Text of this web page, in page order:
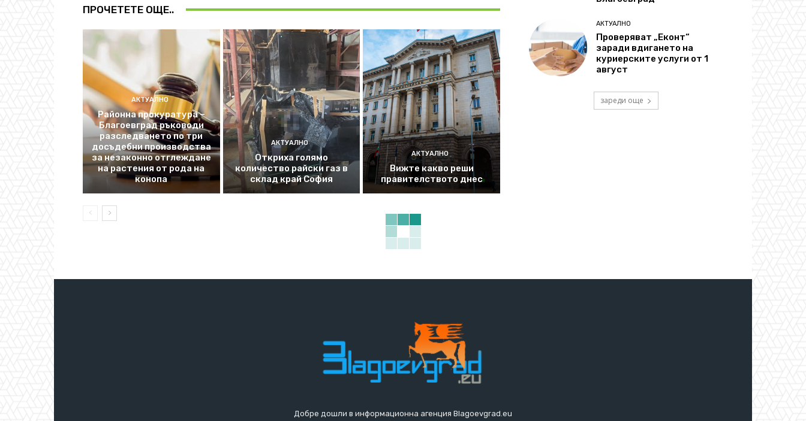
ПРОЧЕТЕТЕ ОЩЕ..
АКТУАЛНО
Районна прокуратура –
Благоевград ръководи
разследването по три
досъдебни производства
за незаконно отглеждане
на растения от рода на
конопа
АКТУАЛНО
Откриха голямо
количество райски газ в
склад край София
АКТУАЛНО
Вижте какво реши
правителството днес
АКТУАЛНО
Проверяват „Еконт“
заради вдигането на
куриерските услуги от 1
август
зареди още
Добре дошли в информационна агенция Blagoevgrad.eu